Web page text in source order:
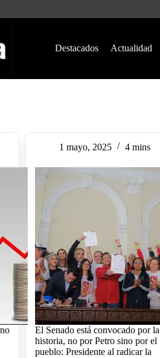
Destacados Actualidad
1 mayo, 2025 4 mins
El Senado está convocado por la
historia, no por Petro sino por el
pueblo: Presidente al radicar la